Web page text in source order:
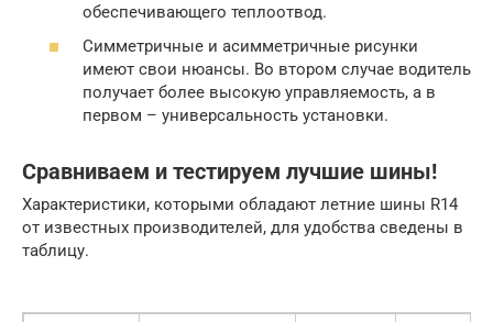
обеспечивающего теплоотвод.
Симметричные и асимметричные рисунки
имеют свои нюансы. Во втором случае водитель
получает более высокую управляемость, а в
первом – универсальность установки.
Сравниваем и тестируем лучшие шины!
Характеристики, которыми обладают летние шины R14
от известных производителей, для удобства сведены в
таблицу.